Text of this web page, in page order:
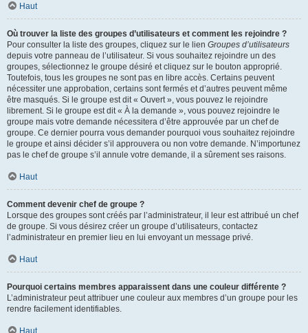
Haut
Où trouver la liste des groupes d’utilisateurs et comment les rejoindre ?
Pour consulter la liste des groupes, cliquez sur le lien Groupes d’utilisateurs
depuis votre panneau de l’utilisateur. Si vous souhaitez rejoindre un des
groupes, sélectionnez le groupe désiré et cliquez sur le bouton approprié.
Toutefois, tous les groupes ne sont pas en libre accès. Certains peuvent
nécessiter une approbation, certains sont fermés et d’autres peuvent même
être masqués. Si le groupe est dit « Ouvert », vous pouvez le rejoindre
librement. Si le groupe est dit « À la demande », vous pouvez rejoindre le
groupe mais votre demande nécessitera d’être approuvée par un chef de
groupe. Ce dernier pourra vous demander pourquoi vous souhaitez rejoindre
le groupe et ainsi décider s’il approuvera ou non votre demande. N’importunez
pas le chef de groupe s’il annule votre demande, il a sûrement ses raisons.
Haut
Comment devenir chef de groupe ?
Lorsque des groupes sont créés par l’administrateur, il leur est attribué un chef
de groupe. Si vous désirez créer un groupe d’utilisateurs, contactez
l’administrateur en premier lieu en lui envoyant un message privé.
Haut
Pourquoi certains membres apparaissent dans une couleur différente ?
L’administrateur peut attribuer une couleur aux membres d’un groupe pour les
rendre facilement identifiables.
Haut